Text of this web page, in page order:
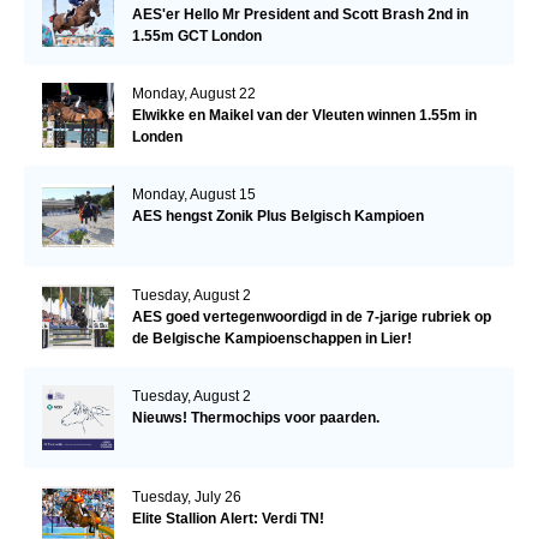
AES'er Hello Mr President and Scott Brash 2nd in
1.55m GCT London
Monday, August 22
Elwikke en Maikel van der Vleuten winnen 1.55m in
Londen
Monday, August 15
AES hengst Zonik Plus Belgisch Kampioen
Tuesday, August 2
AES goed vertegenwoordigd in de 7-jarige rubriek op
de Belgische Kampioenschappen in Lier!
Tuesday, August 2
Nieuws! Thermochips voor paarden.
Tuesday, July 26
Elite Stallion Alert: Verdi TN!